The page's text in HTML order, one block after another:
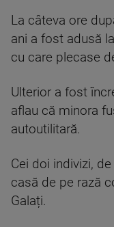
La câteva ore
ani a fost adusă
cu care plecase
Ulterior a fost
aflau că minora
autoutilitară.
Cei doi indivizi,
casă de pe rază
Galați.